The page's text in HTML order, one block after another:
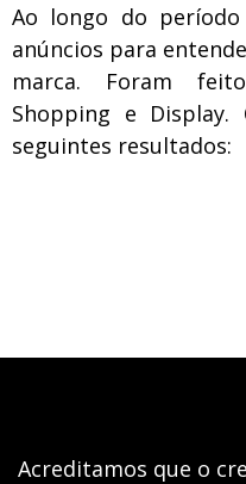
Ao longo do período
anúncios para
marca. Foram
Shopping e Display.
seguintes resultados:
Acreditamos que o